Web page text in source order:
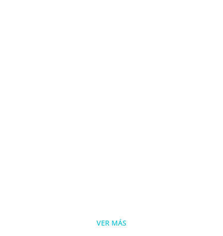
VER MÁS